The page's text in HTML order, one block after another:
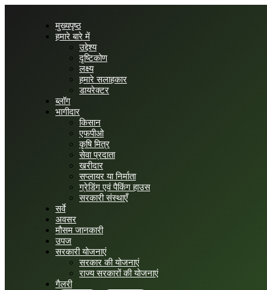
मुख्यपृष्ठ
हमारे बारे में
उद्देश्य
दृष्टिकोण
लक्ष्य
हमारे सलाहकार
डायरेक्टर
ब्लॉग
भागीदार
किसान
एफपीओ
कृषि मित्र
सेवा प्रदाता
खरीदार
सप्लायर या निर्माता
ग्रेडिंग एवं पैकिंग हाउस
सरकारी संस्थाएँ
सर्वे
अवसर
मौसम जानकारी
उपज
सरकारी योजनाएं
सरकार की योजनाएं
राज्य सरकारों की योजनाएं
गैलरी